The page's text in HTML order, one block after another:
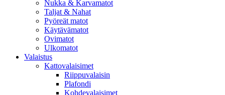
Nukka & Karvamatot
Taljat & Nahat
Pyöreät matot
Käytävämatot
Ovimatot
Ulkomatot
Valaistus
Kattovalaisimet
Riippuvalaisin
Plafondi
Kohdevalaisimet